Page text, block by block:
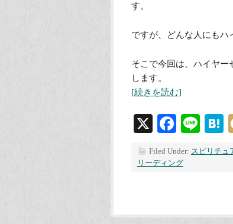
す。
ですが、どんな人にもハ
そこで今回は、ハイヤー
します。
[続きを読む]
X
Filed Under: スピリチュ
リーディング